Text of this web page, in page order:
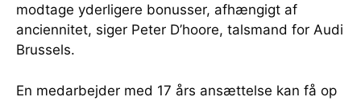
modtage yderligere bonusser, afhængigt af
anciennitet, siger Peter D’hoore, talsmand for Audi
Brussels.
En medarbejder med 17 års ansættelse kan få op